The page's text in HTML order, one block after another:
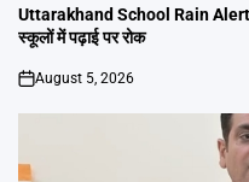
IN
Uttarakhand School Rain Alert:
स्कूलों में पढ़ाई पर रोक
on
August 5, 2026